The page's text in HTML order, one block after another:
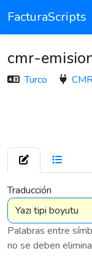
FacturaScripts
cmr-
Turco
Traducción
Palabras entre
no se deben